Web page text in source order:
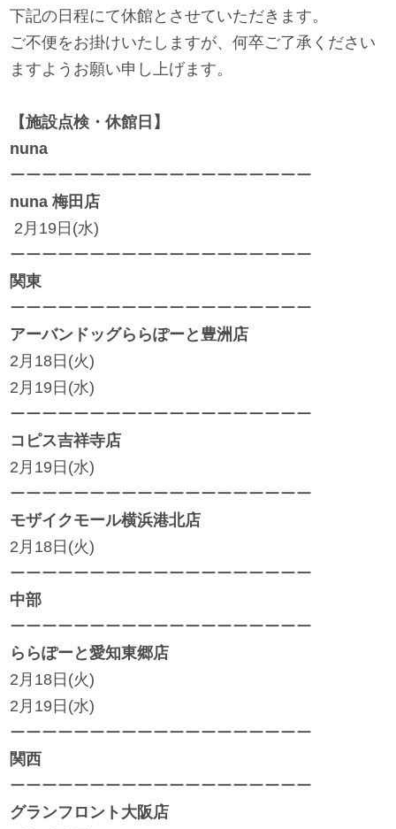
お知らせ
ママコラボ
プライバシーポリシー
オフィシャルInstagram
下記の日程にて休館とさせていただきます。
ご不便をお掛けいたしますが、何卒ご了承ください
ますようお願い申し上げます。
【施設点検・休館日】
nuna
ーーーーーーーーーーーーーーーーーーー
nuna 梅田店
2月19日(水)
ーーーーーーーーーーーーーーーーーーー
関東
ーーーーーーーーーーーーーーーーーーー
アーバンドッグららぽーと豊洲店
2月18日(火)
2月19日(水)
ーーーーーーーーーーーーーーーーーーー
コピス吉祥寺店
2月19日(水)
ーーーーーーーーーーーーーーーーーーー
モザイクモール横浜港北店
2月18日(火)
ーーーーーーーーーーーーーーーーーーー
中部
ーーーーーーーーーーーーーーーーーーー
ららぽーと愛知東郷店
2月18日(火)
2月19日(水)
ーーーーーーーーーーーーーーーーーーー
関西
ーーーーーーーーーーーーーーーーーーー
グランフロント大阪店